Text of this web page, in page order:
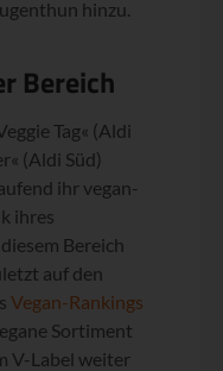
hinzu.
Bereich
Tag« (Aldi
(Aldi Süd)
ihr vegan-
ihres
Bereich
auf den
Vegan-Rankings
Sortiment
V-Label weiter